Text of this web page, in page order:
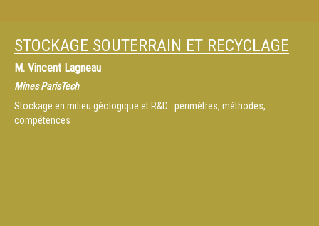
STOCKAGE SOUTERRAIN ET RECYCLAGE
M. Vincent Lagneau
Mines ParisTech
Stockage en milieu géologique et R&D : périmètres, méthodes,
compétences